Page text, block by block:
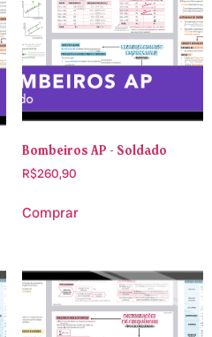
Bombeiros AP - Soldado
R$260,90
Comprar